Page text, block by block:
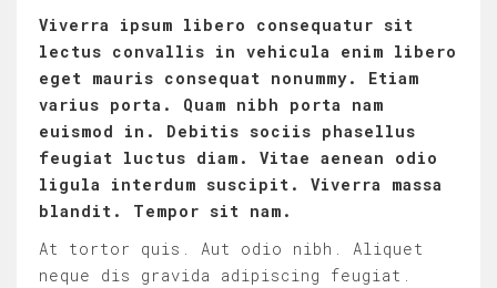
Viverra ipsum libero consequatur sit
lectus convallis in vehicula enim libero
eget mauris consequat nonummy. Etiam
varius porta. Quam nibh porta nam
euismod in. Debitis sociis phasellus
feugiat luctus diam. Vitae aenean odio
ligula interdum suscipit. Viverra massa
blandit. Tempor sit nam.
At tortor quis. Aut odio nibh. Aliquet
neque dis gravida adipiscing feugiat.